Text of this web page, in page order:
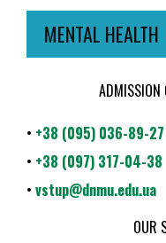
MENTAL HEALTH
ADMISSION
• +38 (095) 036-89-27
• +38 (097) 317-04-38
• vstup@dnmu.edu.ua
OUR